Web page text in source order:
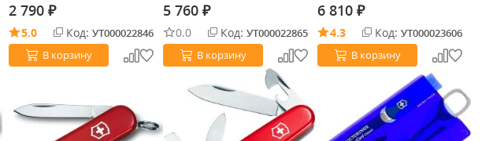
2 790 ₽
5.0 Код: УТ000022846
В корзину
5 760 ₽
0.0 Код: УТ000022865
В корзину
6 810 ₽
4.3 Код: УТ000023606
В корзину